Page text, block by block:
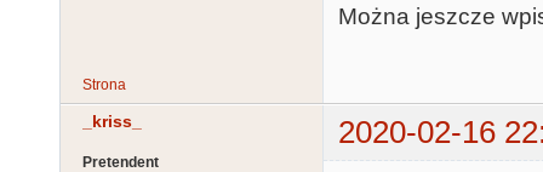
Można jeszcze
Strona
_kriss_ 2020-02-16
Pretendent